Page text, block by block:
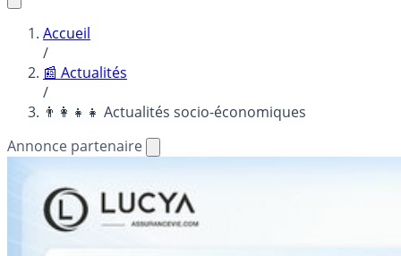
Accueil
/
📰 Actualités
/
👨‍👩‍👧‍👧 Actualités socio-économiques
Annonce partenaire